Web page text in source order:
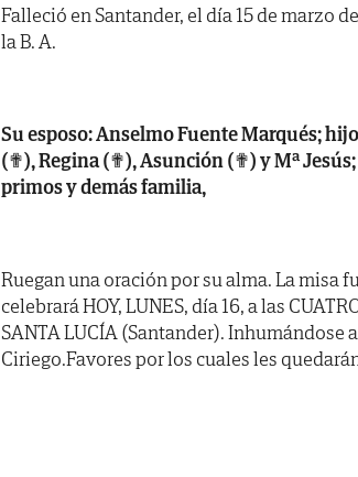
Falleció en Santander, el día 15 de marzo
la B. A.
Su esposo: Anselmo Fuente Marqués;
(✟), Regina (✟), Asunción (✟) y Mª
primos y demás familia,
Ruegan una oración por su alma. La misa
celebrará HOY, LUNES, día 16, a las
SANTA LUCÍA (Santander). Inhumándose
Ciriego.Favores por los cuales les